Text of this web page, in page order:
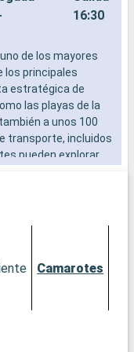
16:30
de los mayores
los principales
estratégica de
las playas de la
a unos 100
transporte, incluidos
pueden explorar
una gran variedad de
espaciales.
Espacial
persona
Las playas de la
Camarotes